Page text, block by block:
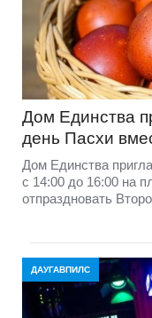
Дом Единства
день Пасхи
Дом Единства
с 14:00 до 16:00 на
отпраздновать
ДАУГАВПИЛС